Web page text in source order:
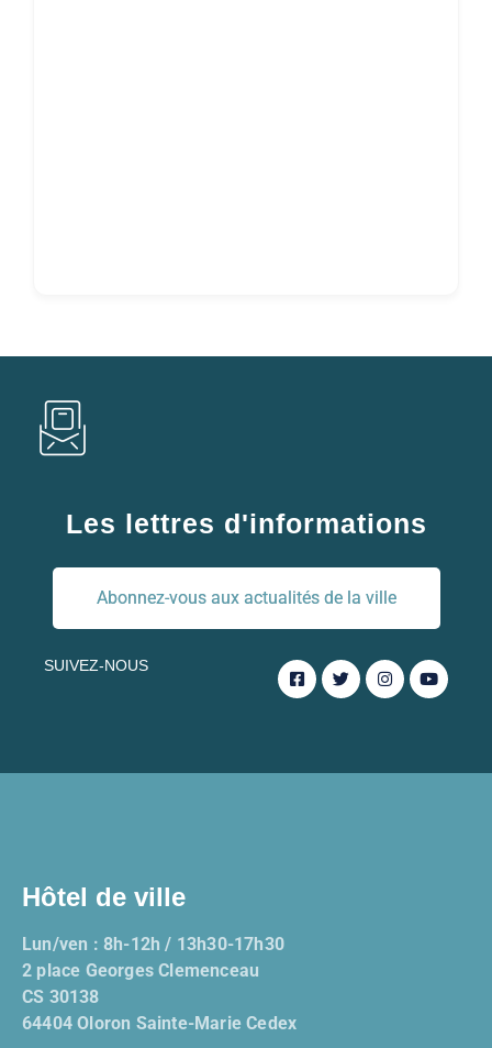
Les lettres d'informations
Abonnez-vous aux actualités de la ville
SUIVEZ-NOUS
Hôtel de ville
Lun/ven : 8h-12h / 13h30-17h30
2 place Georges Clemenceau
CS 30138
64404 Oloron Sainte-Marie Cedex